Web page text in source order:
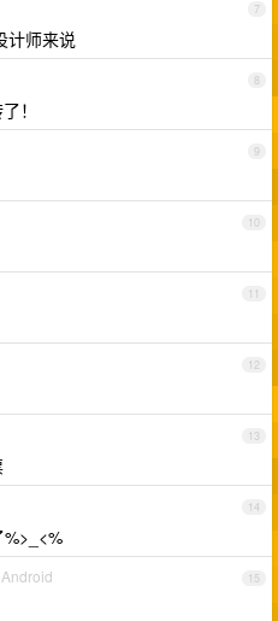
7
计师来说
8
！
9
10
11
12
13
14
15